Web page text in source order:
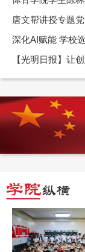
唐文帮讲授专题
深化AI赋能 学校
【光明日报】让